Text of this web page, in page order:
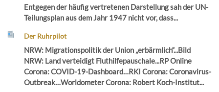
Entgegen der häufig vertretenen Darstellung sah der UN-
Teilungsplan aus dem Jahr 1947 nicht vor, dass...
Der Ruhrpilot
NRW: Migrationspolitik der Union „erbärmlich“...Bild
NRW: Land verteidigt Fluthilfepauschale...RP Online
Corona: COVID-19-Dashboard…RKI Corona: Coronavirus-
Outbreak…Worldometer Corona: Robert Koch-Institut...